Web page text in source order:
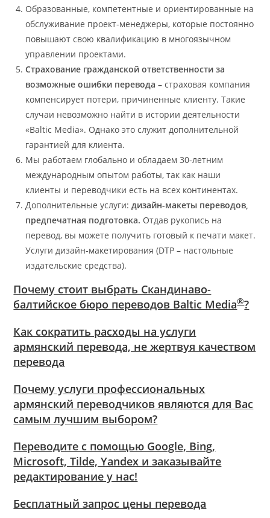
Образованные, компетентные и ориентированные на
обслуживание проект-менеджеры, которые постоянно
повышают свою квалификацию в многоязычном
управлении проектами.
Страхование гражданской ответственности за
возможные ошибки перевода –страховая компания
компенсирует потери, причиненные клиенту. Такие
случаи невозможно найти в истории деятельности
«Baltic Media». Однако это служит дополнительной
гарантией для клиента.
Мы работаем глобально и обладаем 30-летним
международным опытом работы, так как наши
клиенты и переводчики есть на всех континентах.
Дополнительные услуги:дизайн-макеты переводов,
предпечатная подготовка. Отдав рукопись на
перевод, вы можете получить готовый к печати макет.
Услуги дизайн-макетирования (DTP – настольные
издательские средства).
Почему стоит выбрать Скандинаво-
балтийское бюро переводов Baltic Media®?
Как сократить расходы на услуги
армянский перевода, не жертвуя качеством
перевода
Почему услуги профессиональных
армянский переводчиков являются для Вас
самым лучшим выбором?
Переводите с помощью Google, Bing,
Microsoft, Tilde, Yandex и заказывайте
редактирование у нас!
Бесплатный запрос цены перевода